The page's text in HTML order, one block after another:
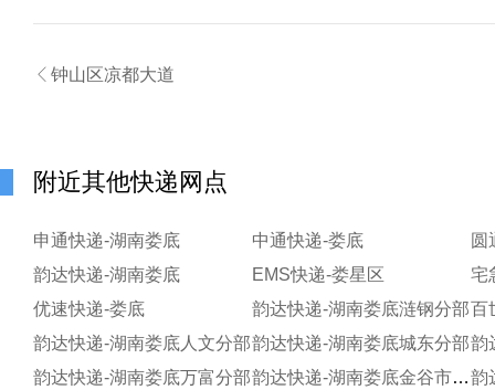
 钟山区凉都大道
附近其他快递网点
申通快递-湖南娄底 中通快递-娄底
圆
韵达快递-湖南娄底
EMS快递-娄星区
宅
优速快递-娄底
韵达快递-湖南娄底涟钢分部百
韵达快递-湖南娄底人文分部韵达快递-湖南娄底城东分部韵
韵达快递-湖南娄底万富分部
韵达快递-湖南娄底金谷市场淘宝服务分部